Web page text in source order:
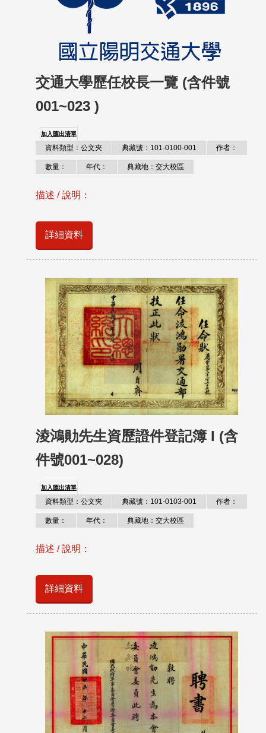
交通大學歷任校長一覽 (含件號
001~023 )
加入匯出清單
資料類型：公文夾 典藏號：101-0100-001 作者：
數量： 年代： 典藏地：交大校區
描述 / 說明：
詳細資料
淩鴻勛先生資歷證件登記簿 I (含
件號001~028)
加入匯出清單
資料類型：公文夾 典藏號：101-0103-001 作者：
數量： 年代： 典藏地：交大校區
描述 / 說明：
詳細資料